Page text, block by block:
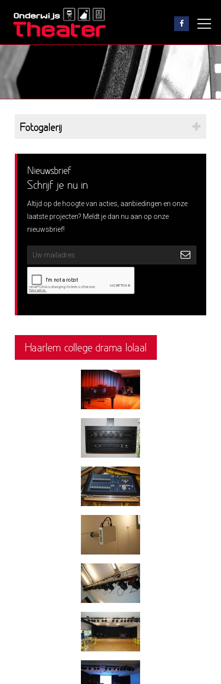
Fotogalerij
Nieuwsbrief
Schrijf je nu in
Altijd op de hoogte van acties, aanbiedingen en onze
laatste projecten? Meldt je dan nu aan op onze
nieuwsbrief!
Haarlem college drama lolaal